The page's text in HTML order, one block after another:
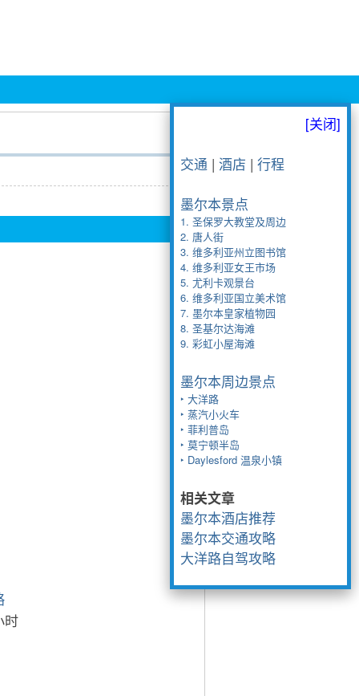
时
[关闭]
交通 | 酒店 | 行程
墨尔本景点
1. 圣保罗大教堂及周边
2. 唐人街
3. 维多利亚州立图书馆
4. 维多利亚女王市场
5. 尤利卡观景台
6. 维多利亚国立美术馆
7. 墨尔本皇家植物园
8. 圣基尔达海滩
9. 彩虹小屋海滩
墨尔本周边景点
‣ 大洋路
‣ 蒸汽小火车
‣ 菲利普岛
‣ 莫宁顿半岛
‣ Daylesford 温泉小镇
相关文章
墨尔本酒店推荐
墨尔本交通攻略
大洋路自驾攻略
微信扫一扫，分享給朋友：